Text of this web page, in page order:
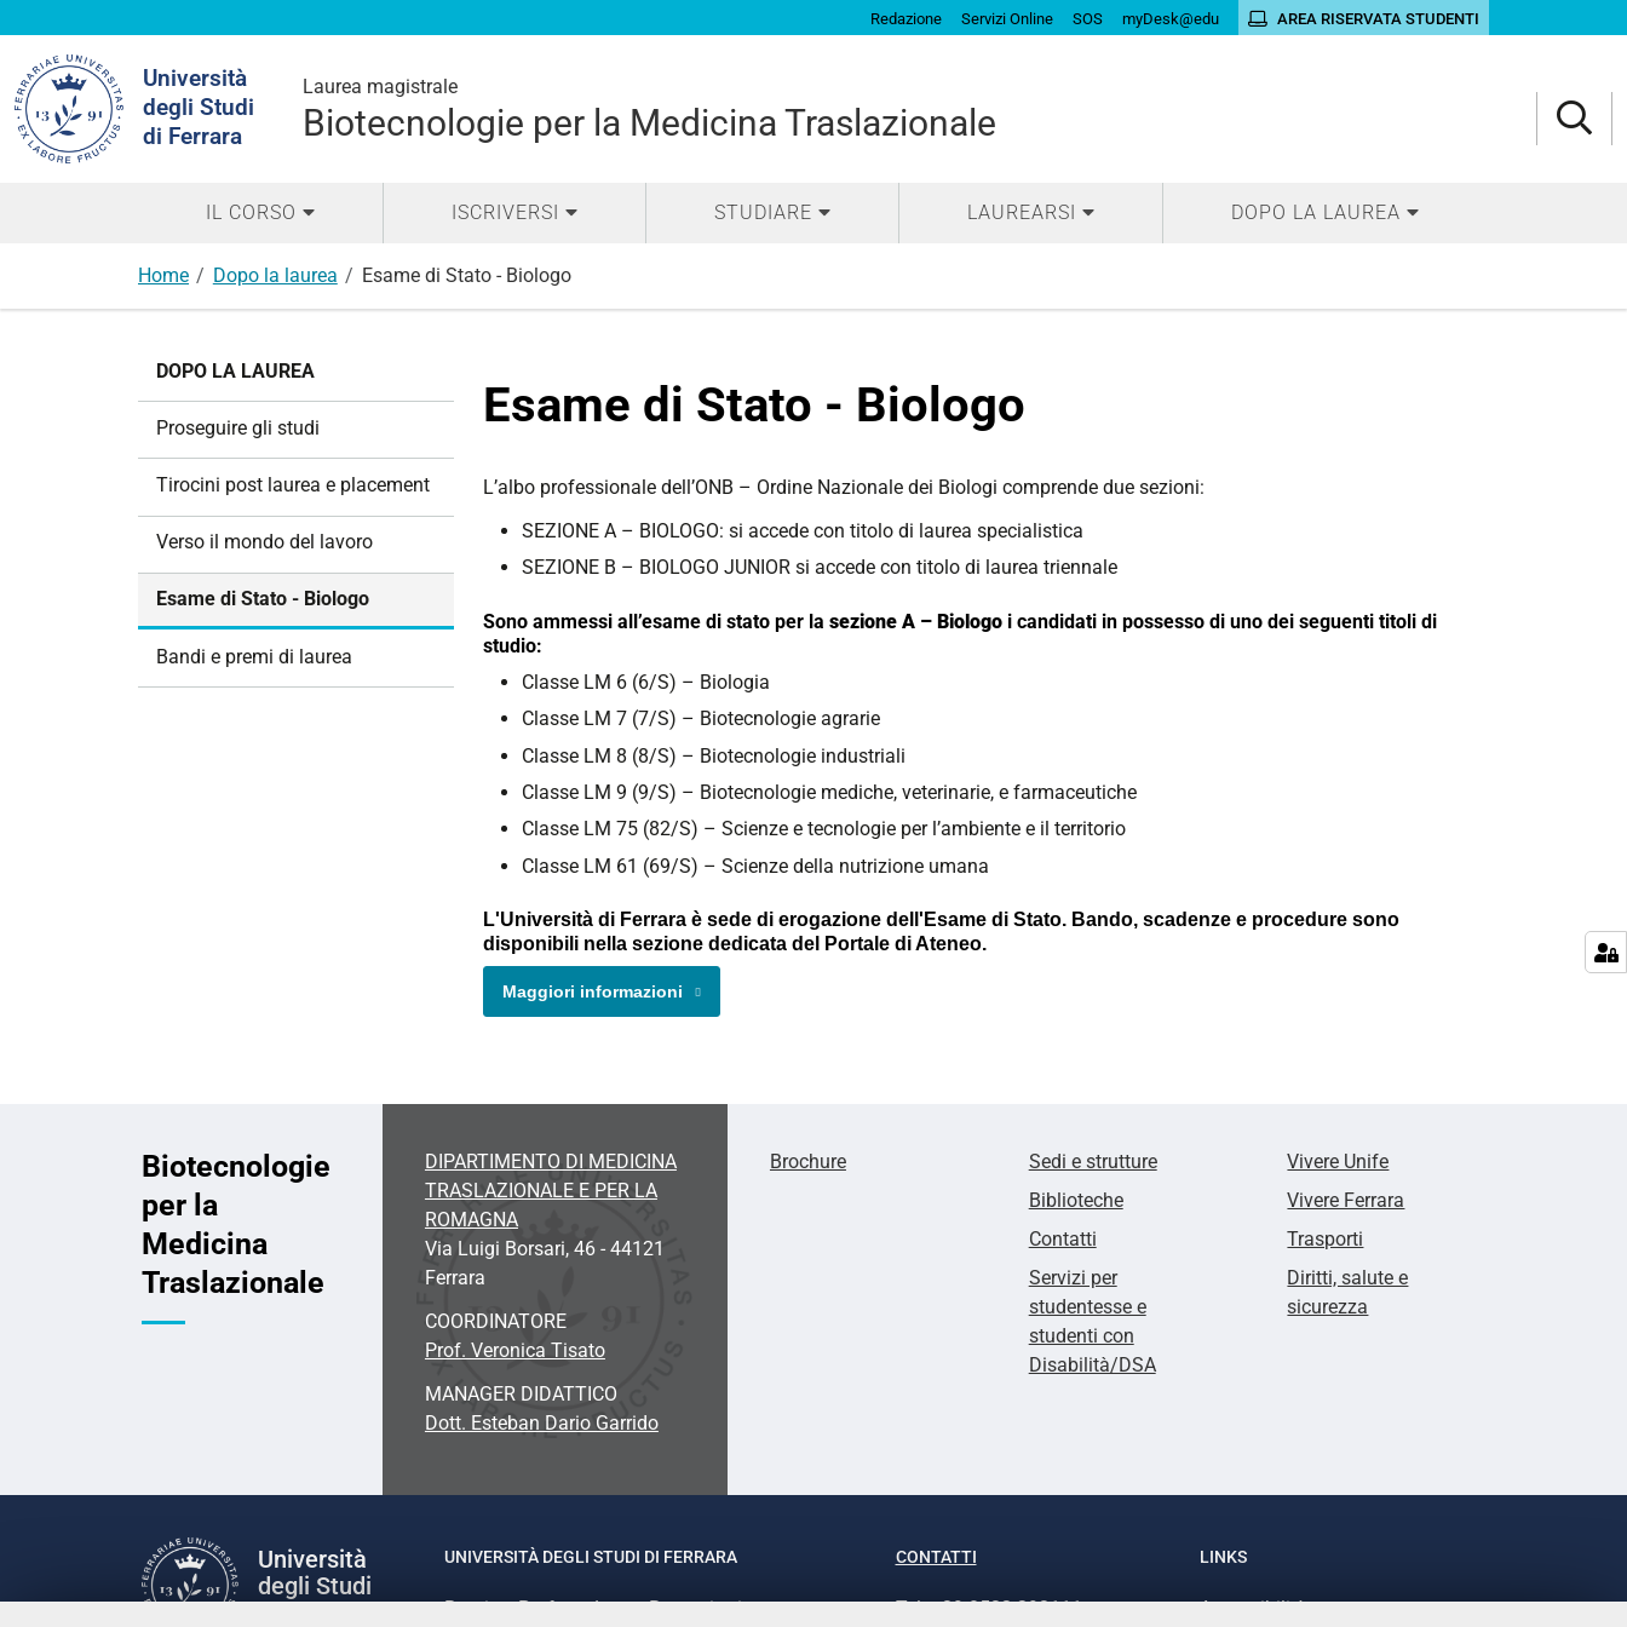
Redazione Servizi Online SOS myDesk@edu AREA RISERVATA STUDENTI
Università
degli Studi
di Ferrara
Laurea magistrale
Biotecnologie per la Medicina Traslazionale
nel
sito
IL CORSO ISCRIVERSI STUDIARE LAUREARSI DOPO LA LAUREA
Home Dopo la laurea Esame di Stato - Biologo
Esame di Stato - Biologo
L’albo professionale dell’ONB – Ordine Nazionale dei Biologi comprende due sezioni:
SEZIONE A – BIOLOGO: si accede con titolo di laurea specialistica
SEZIONE B – BIOLOGO JUNIOR si accede con titolo di laurea triennale
Sono ammessi all’esame di stato per la sezione A – Biologo i candidati in possesso di uno dei seguenti titoli di
studio:
Classe LM 6 (6/S) – Biologia
Classe LM 7 (7/S) – Biotecnologie agrarie
Classe LM 8 (8/S) – Biotecnologie industriali
Classe LM 9 (9/S) – Biotecnologie mediche, veterinarie, e farmaceutiche
Classe LM 75 (82/S) – Scienze e tecnologie per l’ambiente e il territorio
Classe LM 61 (69/S) – Scienze della nutrizione umana
L'Università di Ferrara è sede di erogazione dell'Esame di Stato. Bando, scadenze e procedure sono
disponibili nella sezione dedicata del Portale di Ateneo.
Maggiori informazioni
DOPO LA LAUREA
Proseguire gli studi
Tirocini post laurea e placement
Verso il mondo del lavoro
Esame di Stato - Biologo
Bandi e premi di laurea
Biotecnologie
per la
Medicina
Traslazionale
DIPARTIMENTO DI MEDICINA
TRASLAZIONALE E PER LA
ROMAGNA
Via Luigi Borsari, 46 - 44121
Ferrara
COORDINATORE
Prof. Veronica Tisato
MANAGER DIDATTICO
Dott. Esteban Dario Garrido
Brochure
Sedi e strutture
Biblioteche
Contatti
Servizi per
studentesse e
studenti con
Disabilità/DSA
Vivere Unife
Vivere Ferrara
Trasporti
Diritti, salute e
sicurezza
Università
degli Studi
UNIVERSITÀ DEGLI STUDI DI FERRARA
Rettrice: Prof.ssa Laura Ramaciotti
CONTATTI
Tel. +39 0532 293111
LINKS
Accessibilità